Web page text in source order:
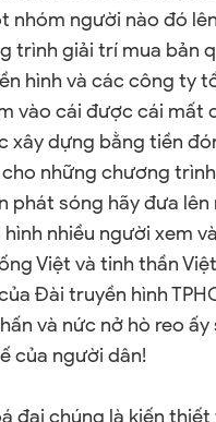
nhóm người nào đó
trình giải trí mua bản
hình và các công ty
vào cái được cái mất
xây dựng bằng tiền
những chương
phát sóng hãy đưa
nhiều người xem
Việt và tinh thần
Đài truyền hình
và nức nở hò reo
của người dân!
đại chúng là kiến